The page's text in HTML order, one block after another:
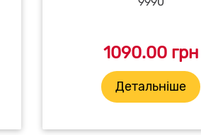
1090.00 грн
Детальніше